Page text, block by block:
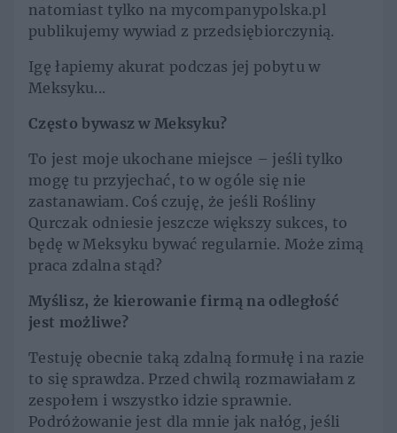
natomiast tylko na mycompanypolska.pl
publikujemy wywiad z przedsiębiorczynią.
Igę łapiemy akurat podczas jej pobytu w
Meksyku...
Często bywasz w Meksyku?
To jest moje ukochane miejsce – jeśli tylko
mogę tu przyjechać, to w ogóle się nie
zastanawiam. Coś czuję, że jeśli Rośliny
Qurczak odniesie jeszcze większy sukces, to
będę w Meksyku bywać regularnie. Może zimą
praca zdalna stąd?
Myślisz, że kierowanie firmą na odległość
jest możliwe?
Testuję obecnie taką zdalną formułę i na razie
to się sprawdza. Przed chwilą rozmawiałam z
zespołem i wszystko idzie sprawnie.
Podróżowanie jest dla mnie jak nałóg, jeśli